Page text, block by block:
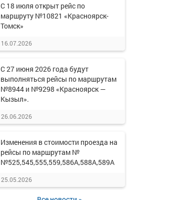
С 18 июля открыт рейс по
маршруту №10821 «Красноярск-
Томск»
16.07.2026
С 27 июня 2026 года будут
выполняться рейсы по маршрутам
№8944 и №9298 «Красноярск —
Кызыл».
26.06.2026
Изменения в стоимости проезда на
рейсы по маршрутам №
№525,545,555,559,586А,588А,589А
25.05.2026